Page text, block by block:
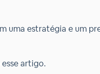
uma estratégia e um
artigo.